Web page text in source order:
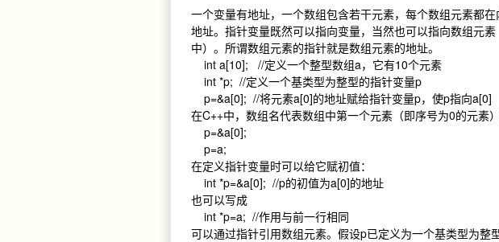
一个变量有地址，一个数组包含若干元素，每个数组元素都
地址。指针变量既然可以指向变量，当然也可以指向数组元
中）。所谓数组元素的指针就是数组元素的地址。
int a[10]; //定义一个整型数组a，它有10个元素
int *p; //定义一个基类型为整型的指针变量p
p=&a[0]; //将元素a[0]的地址赋给指针变量p，使p指向a[0]
在C++中，数组名代表数组中第一个元素（即序号为0的元素
p=&a[0];
p=a;
在定义指针变量时可以给它赋初值：
int *p=&a[0]; //p的初值为a[0]的地址
也可以写成
int *p=a; //作用与前一行相同
可以通过指针引用数组元素。假设p已定义为一个基类型为整